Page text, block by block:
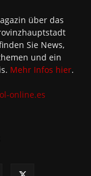
über das
Sie News,
und ein
Mehr Infos hier.
online.es